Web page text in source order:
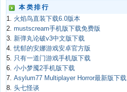
本类排行
1. 火焰鸟直装下载6.0版本
2. mustscream手机版下载免费版
3. 新弹丸论破v3中文版下载
4.忧郁的安娜游戏安卓官方版
5. 只有一道门游戏手机版下载
6. 小小梦魇2手机版下载
7. Asylum77 Multiplayer Horror最新版下载
8. 头七怪谈